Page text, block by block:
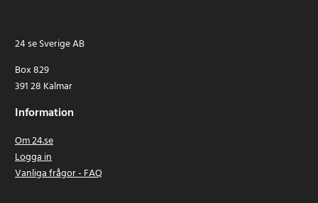
24 se Sverige AB
Box 829
391 28 Kalmar
Information
Om 24.se
Logga in
Vanliga frågor - FAQ